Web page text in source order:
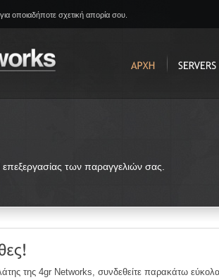
οποιαδήποτε σχετική απορία σου.
των παραγγελιών σας.
της 4gr Networks, συνδεθείτε παρακάτω